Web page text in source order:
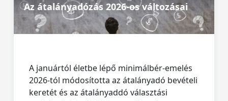
Az átalányadózás 2026-os változásai
A januártól életbe lépő minimálbér-emelés
2026-tól módosította az átalányadó bevételi
keretét és az átalányaddó választási